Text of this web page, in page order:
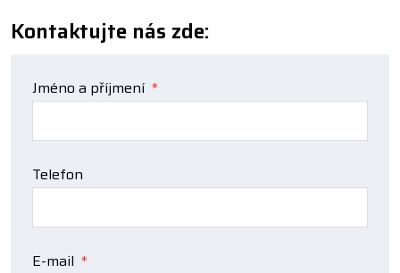
Kontaktujte nás zde:
Jméno a příjmení *
Telefon
E-mail *